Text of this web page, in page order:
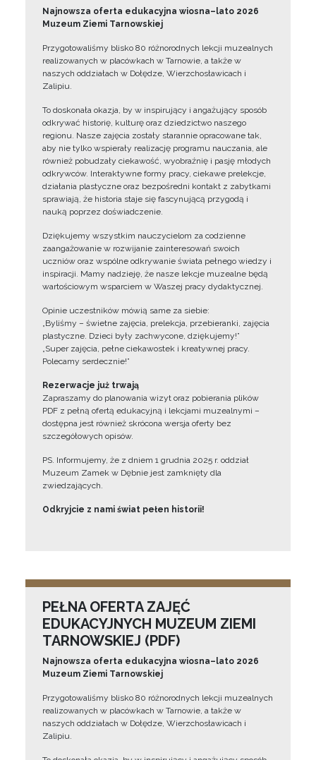
Najnowsza oferta edukacyjna wiosna–lato 2026
Muzeum Ziemi Tarnowskiej
Przygotowaliśmy blisko 80 różnorodnych lekcji muzealnych
realizowanych w placówkach w Tarnowie, a także w
naszych oddziałach w Dołędze, Wierzchosławicach i
Zalipiu.
To doskonała okazja, by w inspirujący i angażujący sposób
odkrywać historię, kulturę oraz dziedzictwo naszego
regionu. Nasze zajęcia zostały starannie opracowane tak,
aby nie tylko wspierały realizację programu nauczania, ale
również pobudzały ciekawość, wyobraźnię i pasję młodych
odkrywców. Interaktywne formy pracy, ciekawe prelekcje,
działania plastyczne oraz bezpośredni kontakt z zabytkami
sprawiają, że historia staje się fascynującą przygodą i
nauką poprzez doświadczenie.
Dziękujemy wszystkim nauczycielom za codzienne
zaangażowanie w rozwijanie zainteresowań swoich
uczniów oraz wspólne odkrywanie świata pełnego wiedzy i
inspiracji. Mamy nadzieję, że nasze lekcje muzealne będą
wartościowym wsparciem w Waszej pracy dydaktycznej.
Opinie uczestników mówią same za siebie:
„Byliśmy – świetne zajęcia, prelekcja, przebieranki, zajęcia
plastyczne. Dzieci były zachwycone, dziękujemy!”
„Super zajęcia, pełne ciekawostek i kreatywnej pracy.
Polecamy serdecznie!”
Rezerwacje już trwają
Zapraszamy do planowania wizyt oraz pobierania plików
PDF z pełną ofertą edukacyjną i lekcjami muzealnymi –
dostępna jest również skrócona wersja oferty bez
szczegółowych opisów.
PS. Informujemy, że z dniem 1 grudnia 2025 r. oddział
Muzeum Zamek w Dębnie jest zamknięty dla
zwiedzających.
Odkryjcie z nami świat pełen historii!
PEŁNA OFERTA ZAJĘĆ
EDUKACYJNYCH MUZEUM ZIEMI
TARNOWSKIEJ (PDF)
Najnowsza oferta edukacyjna wiosna–lato 2026
Muzeum Ziemi Tarnowskiej
Przygotowaliśmy blisko 80 różnorodnych lekcji muzealnych
realizowanych w placówkach w Tarnowie, a także w
naszych oddziałach w Dołędze, Wierzchosławicach i
Zalipiu.